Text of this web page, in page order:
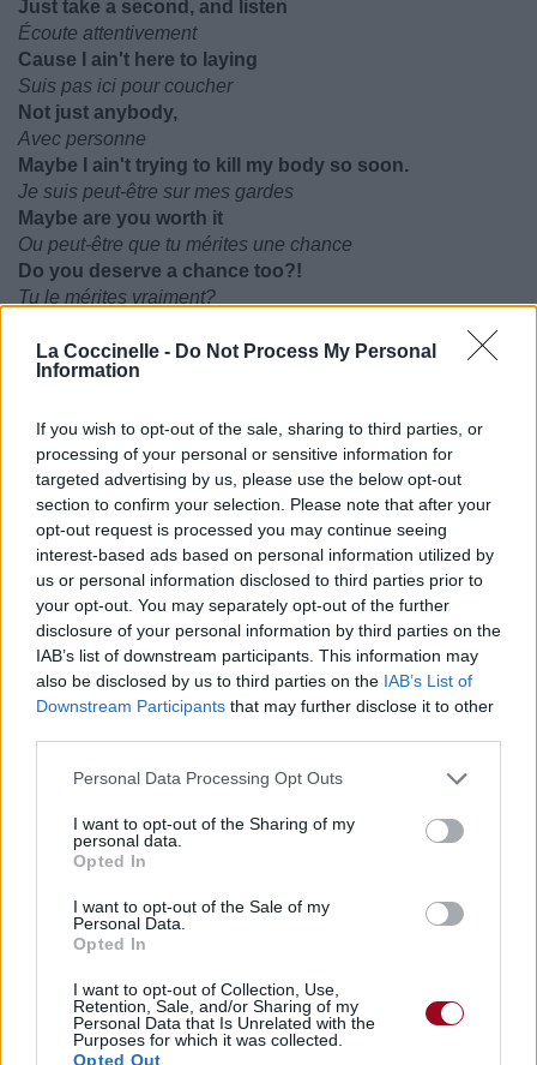
La Coccinelle - Do Not Process My Personal
Information
If you wish to opt-out of the sale, sharing to third parties, or
processing of your personal or sensitive information for
targeted advertising by us, please use the below opt-out
section to confirm your selection. Please note that after your
opt-out request is processed you may continue seeing
interest-based ads based on personal information utilized by
us or personal information disclosed to third parties prior to
your opt-out. You may separately opt-out of the further
disclosure of your personal information by third parties on the
IAB’s list of downstream participants. This information may
also be disclosed by us to third parties on the IAB’s List of
Downstream Participants that may further disclose it to other
Personal Data Processing Opt Outs
I want to opt-out of the Sharing of my
personal data.
Opted In
I want to opt-out of the Sale of my
Personal Data.
Opted In
I want to opt-out of Collection, Use,
Retention, Sale, and/or Sharing of my
Personal Data that Is Unrelated with the
Purposes for which it was collected.
Opted Out
Just take a second, and listen
Écoute attentivement
Cause I ain't here to laying
Suis pas ici pour coucher
Not just anybody,
Avec personne
Maybe I ain't trying to kill my body so soon.
Je suis peut-être sur mes gardes
Maybe are you worth it
Ou peut-être que tu mérites une chance
Do you deserve a chance too?!
Tu le mérites vraiment?
13h34.
Albums : Two Eleven
Paroles + Traduction Téléchargement
Vidéos